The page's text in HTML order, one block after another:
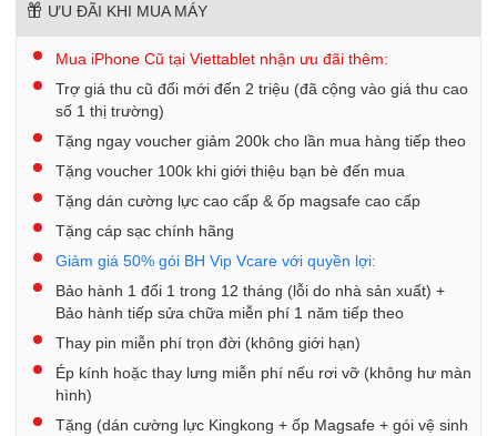
ƯU ĐÃI KHI MUA MÁY
Mua iPhone Cũ tại Viettablet nhận ưu đãi thêm:
Trợ giá thu cũ đổi mới đến 2 triệu (đã cộng vào giá thu cao
số 1 thị trường)
Tặng ngay voucher giảm 200k cho lần mua hàng tiếp theo
Tặng voucher 100k khi giới thiệu bạn bè đến mua
Tặng dán cường lực cao cấp & ốp magsafe cao cấp
Tặng cáp sạc chính hãng
Giảm giá 50% gói BH Vip Vcare với quyền lợi:
Bảo hành 1 đổi 1 trong 12 tháng (lỗi do nhà sản xuất) +
Bảo hành tiếp sửa chữa miễn phí 1 năm tiếp theo
Thay pin miễn phí trọn đời (không giới hạn)
Ép kính hoặc thay lưng miễn phí nếu rơi vỡ (không hư màn
hình)
Tặng (dán cường lực Kingkong + ốp Magsafe + gói vệ sinh